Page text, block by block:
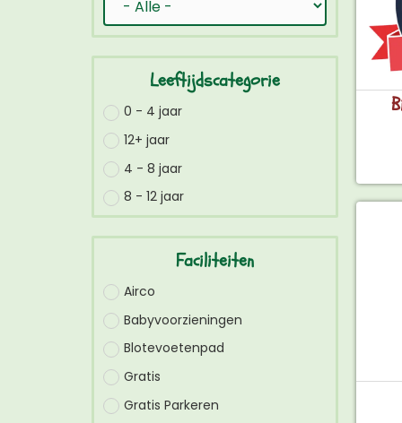
Leeftijdscategorie
0 - 4 jaar
12+ jaar
4 - 8 jaar
8 - 12 jaar
Faciliteiten
Airco
Babyvoorzieningen
Blotevoetenpad
Gratis
Gratis Parkeren